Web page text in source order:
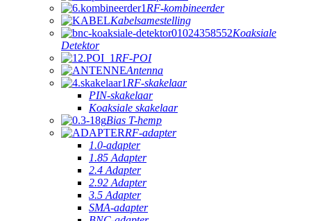
RF-kombineerder
Kabelsamestelling
Koaksiale
Detektor
RF-POI
Antenna
RF-skakelaar
PIN-skakelaar
Koaksiale skakelaar
Bias T-hemp
RF-adapter
1.0-adapter
1.85 Adapter
2.4 Adapter
2.92 Adapter
3.5 Adapter
SMA-adapter